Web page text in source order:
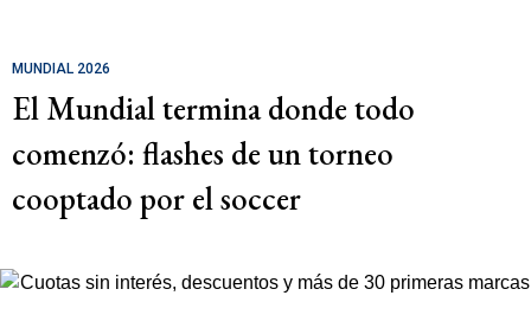
MUNDIAL 2026
El Mundial termina donde todo
comenzó: flashes de un torneo
cooptado por el soccer